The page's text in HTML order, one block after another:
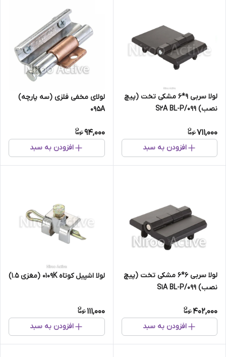
لولا سربی ۹*۶ مشکی تخت (پیچ
نصب) ۰۹۹/S۲A BL-P
711,000
افزودن به سبد
لولای مخفی فلزی (سه پارچه)
۰۹۵A
94,000
افزودن به سبد
لولا سربی ۶*۶ مشکی تخت (پیچ
نصب) ۰۹۹/S۱A BL-P
402,000
افزودن به سبد
لولا اشپیل کوتاه ۰۱۰۹K (مغزی 1.5)
111,000
افزودن به سبد